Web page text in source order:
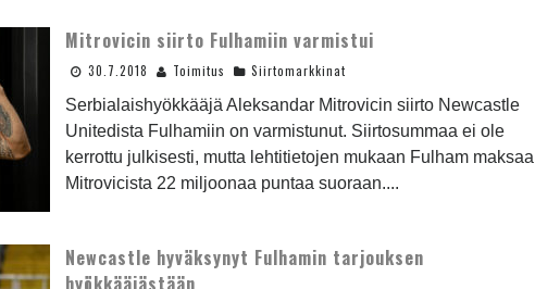
Mitrovicin siirto Fulhamiin varmistui
30.7.2018 Toimitus Siirtomarkkinat
Serbialaishyökkääjä Aleksandar Mitrovicin siirto Newcastle
Unitedista Fulhamiin on varmistunut. Siirtosummaa ei ole
kerrottu julkisesti, mutta lehtitietojen mukaan Fulham maksaa
Mitrovicista 22 miljoonaa puntaa suoraan....
Newcastle hyväksynyt Fulhamin tarjouksen
hyökkääjästään